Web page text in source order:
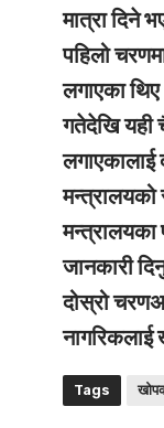
मात्रा दिने
पहिलो
लगाएका
गतेदेखि यही
लगाएकालाई
मन्त्रालयको
मन्त्रालयका
जानकारी
दोस्रो
नागरिकलाई
Tags